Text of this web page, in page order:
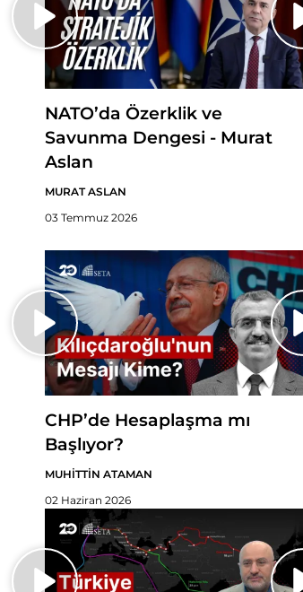
NATO’da Özerklik ve
Savunma Dengesi - Murat
Aslan
MURAT ASLAN
03 Temmuz 2026
CHP’de Hesaplaşma mı
Başlıyor?
MUHİTTİN ATAMAN
02 Haziran 2026